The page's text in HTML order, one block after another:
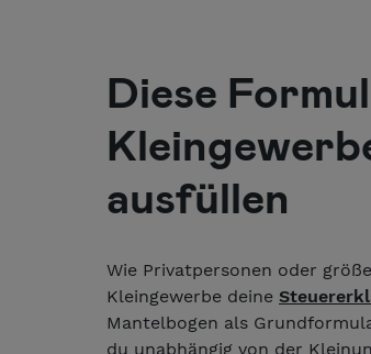
Diese
ausfüllen
Wie Privatpersonen oder
Kleingewerbe deine
Mantelbogen als
du unabhängig von der